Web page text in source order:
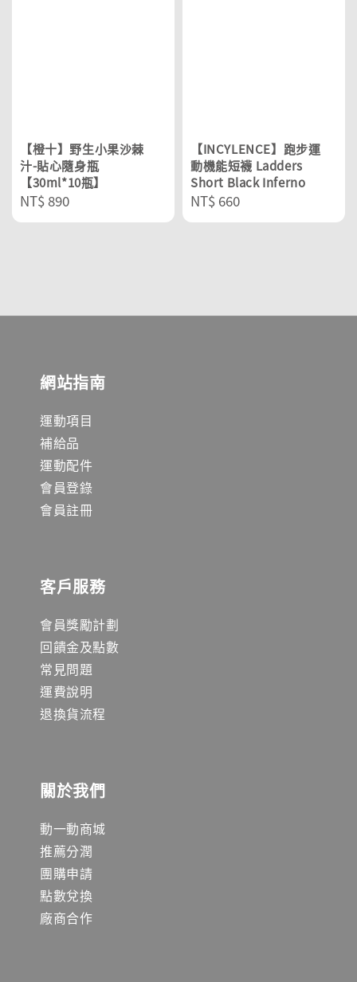
【橙十】野生小果沙棘
汁-貼心隨身瓶
【30ml*10瓶】
Regular
price
NT$ 890
【INCYLENCE】跑步運
動機能短襪 Ladders
Short Black Inferno
Regular
price
NT$ 660
網站指南
運動項目
補給品
運動配件
會員登錄
會員註冊
客戶服務
會員獎勵計劃
回饋金及點數
常見問題
運費說明
退換貨流程
關於我們
動一動商城
推薦分潤
團購申請
點數兌換
廠商合作